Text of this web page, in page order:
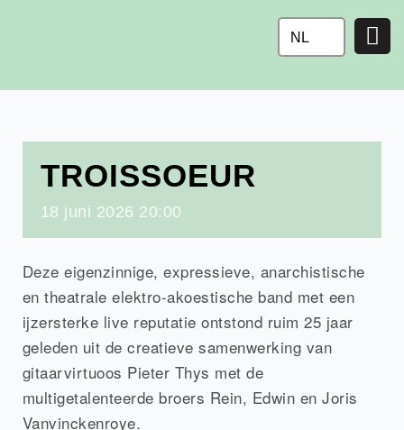
NL
TROISSOEUR
18 juni 2026 20:00
Deze eigenzinnige, expressieve, anarchistische
en theatrale elektro-akoestische band met een
ijzersterke live reputatie ontstond ruim 25 jaar
geleden uit de creatieve samenwerking van
gitaarvirtuoos Pieter Thys met de
multigetalenteerde broers Rein, Edwin en Joris
Vanvinckenroye.